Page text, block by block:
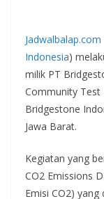
Jadwalbalap.com
Indonesia)
milik PT
Community Test
Bridgestone
Jawa Barat.
Kegiatan yang
CO2 Emissions
Emisi CO2)